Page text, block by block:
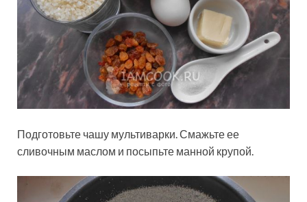
Подготовьте чашу мультиварки. Смажьте ее
сливочным маслом и посыпьте манной крупой.